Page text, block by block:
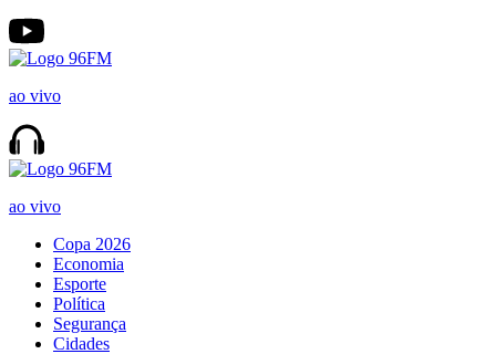
ao vivo
ao vivo
Copa 2026
Economia
Esporte
Política
Segurança
Cidades